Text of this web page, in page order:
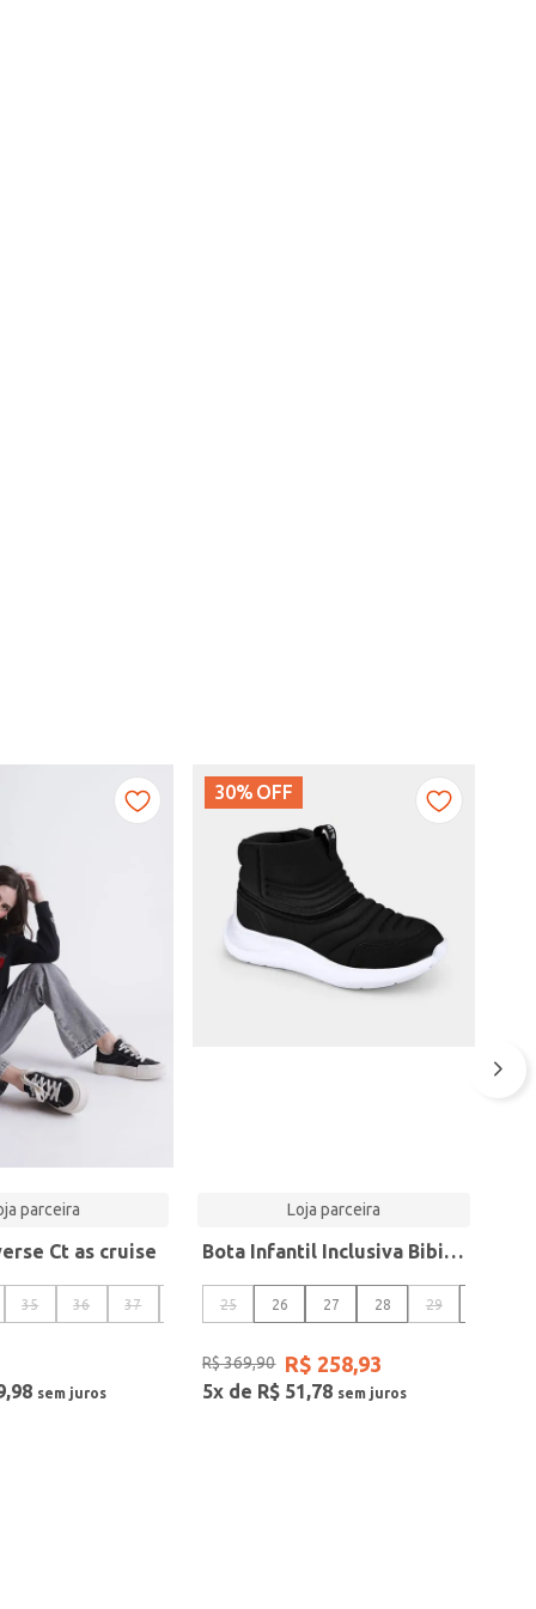
parceira
Ct as cruise
35 36 37 39
,98
30% OFF
Loja parceira
Bota Infantil Inclusiva Bibi Para Todos Preta
25 26 27 28 29
R$369,90 R$ 258,93
5x de R$ 51,78